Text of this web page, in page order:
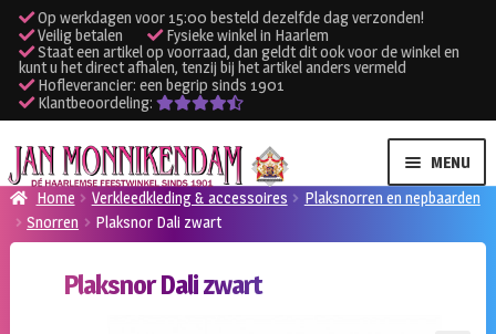
Op werkdagen voor 15:00 besteld dezelfde dag verzonden!
Veilig betalen
Fysieke winkel in Haarlem
Staat een artikel op voorraad, dan geldt dit ook voor de winkel en
kunt u het direct afhalen, tenzij bij het artikel anders vermeld
Hofleverancier: een begrip sinds 1901
Klantbeoordeling:
Ga
door
naar
navigatie
Ga
naar
de
inhoud
MENU
Verhuur kleding
Verhuur apparatuur
Home Verkleedkleding & accessoires
Plaksnorren en nepbaarden
Snorren
Plaksnor Dali zwart
Plaksnor Dali zwart